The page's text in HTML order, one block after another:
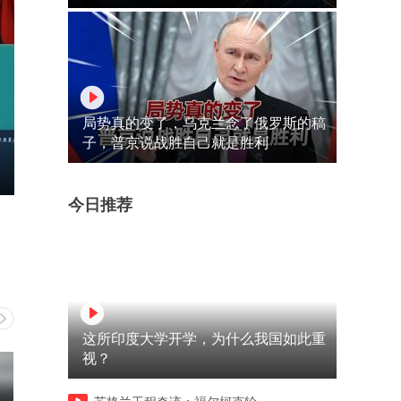
局势真的变了，乌克兰念了俄罗斯的稿
子，普京说战胜自己就是胜利
今日推荐
这所印度大学开学，为什么我国如此重
视？